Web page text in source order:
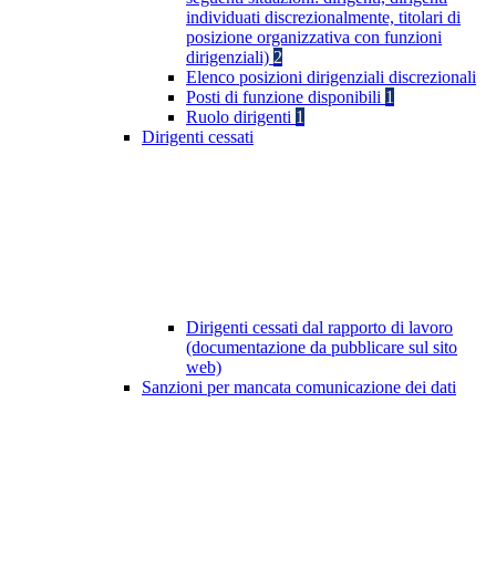
individuati discrezionalmente, titolari di
posizione organizzativa con funzioni
dirigenziali) 2
Elenco posizioni dirigenziali discrezionali
Posti di funzione disponibili 1
Ruolo dirigenti 1
Dirigenti cessati
Dirigenti cessati dal rapporto di lavoro
(documentazione da pubblicare sul sito
web)
Sanzioni per mancata comunicazione dei dati